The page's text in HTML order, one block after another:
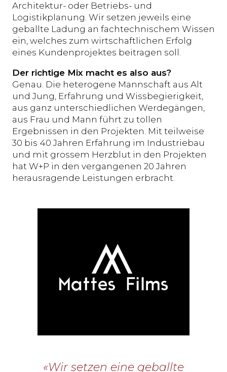
Architektur- oder Betriebs- und
Logistikplanung. Wir setzen jeweils eine
geballte Ladung an fachtechnischem Wissen
ein, welches zum wirtschaftlichen Erfolg
eines Kundenprojektes beitragen soll.
Der richtige Mix macht es also aus?
Genau. Die heterogene Mannschaft aus Alt
und Jung, Erfahrung und Wissbegierigkeit,
aus ganz unterschiedlichen Werdegängen,
aus Frau und Mann führt zu tollen
Ergebnissen in den Projekten. Mit teilweise
30 bis 40 Jahren Erfahrung im Industriebau
und mit grossem Herzblut in den Projekten
hat W+P in den vergangenen 20 Jahren
herausragende Leistungen erbracht.
«Wir setzen eine geballte